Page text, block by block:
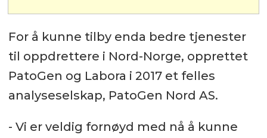
For å kunne tilby enda bedre tjenester
til oppdrettere i Nord-Norge, opprettet
PatoGen og Labora i 2017 et felles
analyseselskap, PatoGen Nord AS.
- Vi er veldig fornøyd med nå å kunne